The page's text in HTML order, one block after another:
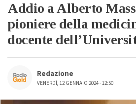
Addio a Alberto
pioniere della
docente
Redazione
VENERDÌ, 12 GENNAIO 2024 - 12:50